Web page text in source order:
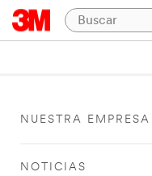
NUESTRA EMPRESA
NOTICIAS